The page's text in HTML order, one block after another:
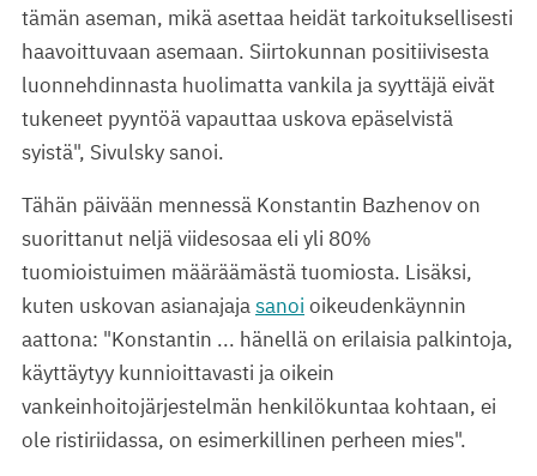
tämän aseman, mikä asettaa heidät tarkoituksellisesti
haavoittuvaan asemaan. Siirtokunnan positiivisesta
luonnehdinnasta huolimatta vankila ja syyttäjä eivät
tukeneet pyyntöä vapauttaa uskova epäselvistä
syistä", Sivulsky sanoi.
Tähän päivään mennessä Konstantin Bazhenov on
suorittanut neljä viidesosaa eli yli 80%
tuomioistuimen määräämästä tuomiosta. Lisäksi,
kuten uskovan asianajajasanoi oikeudenkäynnin
aattona: "Konstantin ... hänellä on erilaisia palkintoja,
käyttäytyy kunnioittavasti ja oikein
vankeinhoitojärjestelmän henkilökuntaa kohtaan, ei
ole ristiriidassa, on esimerkillinen perheen mies".